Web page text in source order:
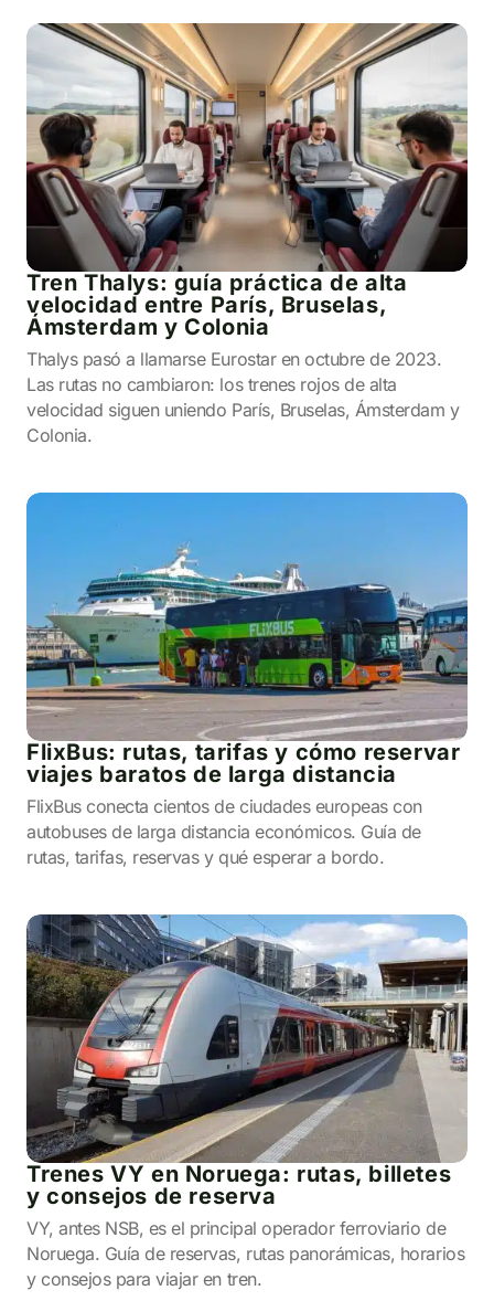
Tren Thalys: guía práctica de alta
velocidad entre París, Bruselas,
Ámsterdam y Colonia
Thalys pasó a llamarse Eurostar en octubre de 2023.
Las rutas no cambiaron: los trenes rojos de alta
velocidad siguen uniendo París, Bruselas, Ámsterdam y
Colonia.
FlixBus: rutas, tarifas y cómo reservar
viajes baratos de larga distancia
FlixBus conecta cientos de ciudades europeas con
autobuses de larga distancia económicos. Guía de
rutas, tarifas, reservas y qué esperar a bordo.
Trenes VY en Noruega: rutas, billetes
y consejos de reserva
VY, antes NSB, es el principal operador ferroviario de
Noruega. Guía de reservas, rutas panorámicas, horarios
y consejos para viajar en tren.